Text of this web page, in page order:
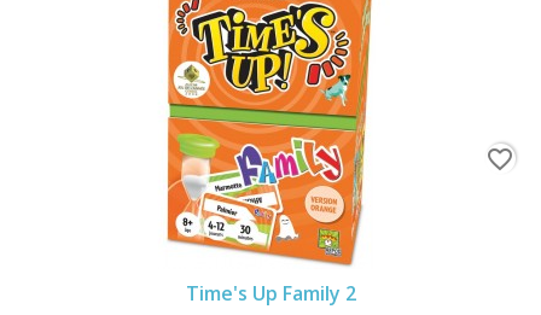
Time's Up Family 2
favorite_border